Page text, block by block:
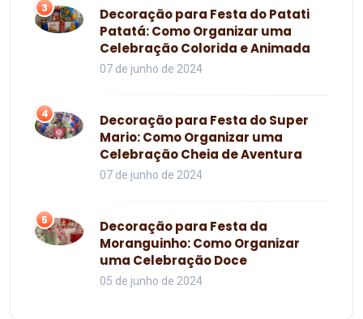
3
Decoração para Festa do Patati
Patatá: Como Organizar uma
Celebração Colorida e Animada
07 de junho de 2024
4
Decoração para Festa do Super
Mario: Como Organizar uma
Celebração Cheia de Aventura
07 de junho de 2024
5
Decoração para Festa da
Moranguinho: Como Organizar
uma Celebração Doce
05 de junho de 2024